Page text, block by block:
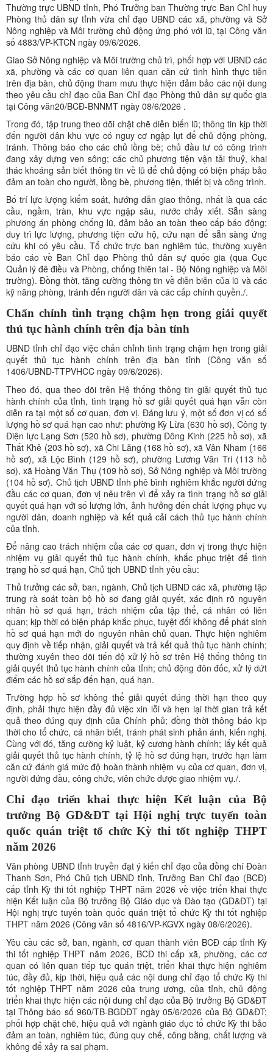
Thường trực UBND tỉnh, Phó Trưởng ban Thường trực Ban Chỉ huy
Phòng thủ dân sự tỉnh vừa chỉ đạo UBND các xã, phường và Sở
Nông nghiệp và Môi trường chủ động ứng phó với lũ, tại Công văn
số 4883/VP-KTCN ngày 09/6/2026.
Giao Sở Nông nghiệp và Môi trường chủ trì, phối hợp với UBND các
xã, phường và các cơ quan liên quan căn cứ tình hình thực tiễn
trên địa bàn, chủ động tham mưu thực hiện đảm bảo các nội dung
theo yêu cầu chỉ đạo của Ban Chỉ đạo Phòng thủ dân sự quốc gia
tại Công văn20/BCĐ-BNNMT ngày 08/6/2026 .
Trong đó, tập trung theo dõi chặt chẽ diễn biến lũ; thông tin kịp thời
đến người dân khu vực có nguy cơ ngập lụt để chủ động phòng,
tránh. Thông báo cho các chủ lồng bè; chủ đầu tư có công trình
đang xây dựng ven sông; các chủ phương tiện vận tải thuỷ, khai
thác khoáng sản biết thông tin về lũ để chủ động có biện pháp bảo
đảm an toàn cho người, lồng bè, phương tiện, thiết bị và công trình.
Bố trí lực lượng kiểm soát, hướng dẫn giao thông, nhất là qua các
cầu, ngầm, tràn, khu vực ngập sâu, nước chảy xiết. Sẵn sàng
phương án phòng chống lũ, đảm bảo an toàn theo cấp báo động;
duy trì lực lượng, phương tiện cứu hộ, cứu nạn để sẵn sàng ứng
cứu khi có yêu cầu. Tổ chức trực ban nghiêm túc, thường xuyên
báo cáo về Ban Chỉ đạo Phòng thủ dân sự quốc gia (qua Cục
Quản lý đê điều và Phòng, chống thiên tai - Bộ Nông nghiệp và Môi
trường). Đồng thời, tăng cường thông tin về diễn biễn của lũ và các
kỹ năng phòng, tránh đến người dân và các cấp chính quyền./.
Chấn chỉnh tình trạng chậm hẹn trong giải quyết
thủ tục hành chính trên địa bàn tỉnh
UBND tỉnh chỉ đạo việc chấn chỉnh tình trạng chậm hẹn trong giải
quyết thủ tục hành chính trên địa bàn tỉnh (Công văn số
1406/UBND-TTPVHCC ngày 09/6/2026).
Theo đó, qua theo dõi trên Hệ thống thông tin giải quyết thủ tục
hành chính của tỉnh, tình trạng hồ sơ giải quyết quá hạn vẫn còn
diễn ra tại một số cơ quan, đơn vị. Đáng lưu ý, một số đơn vị có số
lượng hồ sơ quá hạn cao như: phường Kỳ Lừa (630 hồ sơ), Công ty
Điện lực Lạng Sơn (520 hồ sơ), phường Đông Kinh (225 hồ sơ), xã
Thất Khê (203 hồ sơ), xã Chi Lăng (168 hồ sơ), xã Vân Nham (166
hồ sơ), xã Lộc Bình (129 hồ sơ), phường Lương Văn Tri (113 hồ
sơ), xã Hoàng Văn Thụ (109 hồ sơ), Sở Nông nghiệp và Môi trường
(104 hồ sơ). Chủ tịch UBND tỉnh phê bình nghiêm khắc người đứng
đầu các cơ quan, đơn vị nêu trên vì để xảy ra tình trạng hồ sơ giải
quyết quá hạn với số lượng lớn, ảnh hưởng đến chất lượng phục vụ
người dân, doanh nghiệp và kết quả cải cách thủ tục hành chính
của tỉnh.
Để nâng cao trách nhiệm của các cơ quan, đơn vị trong thực hiện
nhiệm vụ giải quyết thủ tục hành chính, khắc phục triệt để tình
trạng hồ sơ quá hạn, Chủ tịch UBND tỉnh yêu cầu:
Thủ trưởng các sở, ban, ngành, Chủ tịch UBND các xã, phường tập
trung rà soát toàn bộ hồ sơ đang giải quyết, xác định rõ nguyên
nhân hồ sơ quá hạn, trách nhiệm của tập thể, cá nhân có liên
quan; kịp thời có biện pháp khắc phục, tuyệt đối không để phát sinh
hồ sơ quá hạn mới do nguyên nhân chủ quan. Thực hiện nghiêm
quy định về tiếp nhận, giải quyết và trả kết quả thủ tục hành chính;
thường xuyên theo dõi tiến độ xử lý hồ sơ trên Hệ thống thông tin
giải quyết thủ tục hành chính của tỉnh; chủ động đôn đốc, xử lý dứt
điểm các hồ sơ sắp đến hạn, quá hạn.
Trường hợp hồ sơ không thể giải quyết đúng thời hạn theo quy
định, phải thực hiện đầy đủ việc xin lỗi và hẹn lại thời gian trả kết
quả theo đúng quy định của Chính phủ; đồng thời thông báo kịp
thời cho tổ chức, cá nhân biết, tránh phát sinh phản ánh, kiến nghị.
Cùng với đó, tăng cường kỷ luật, kỷ cương hành chính; lấy kết quả
giải quyết thủ tục hành chính, tỷ lệ hồ sơ đúng hạn, trước hạn làm
căn cứ đánh giá mức độ hoàn thành nhiệm vụ của cơ quan, đơn vị,
người đứng đầu, công chức, viên chức được giao nhiệm vụ./.
Chỉ đạo triển khai thực hiện Kết luận của Bộ
trưởng Bộ GD&ĐT tại Hội nghị trực tuyến toàn
quốc quán triệt tổ chức Kỳ thi tốt nghiệp THPT
năm 2026
Văn phòng UBND tỉnh truyền đạt ý kiến chỉ đạo của đồng chí Đoàn
Thanh Sơn, Phó Chủ tịch UBND tỉnh, Trưởng Ban Chỉ đạo (BCĐ)
cấp tỉnh Kỳ thi tốt nghiệp THPT năm 2026 về việc triển khai thực
hiện Kết luận của Bộ trưởng Bộ Giáo dục và Đào tạo (GD&ĐT) tại
Hội nghị trực tuyến toàn quốc quán triệt tổ chức Kỳ thi tốt nghiệp
THPT năm 2026 (Công văn số 4816/VP-KGVX ngày 08/6/2026).
Yêu cầu các sở, ban, ngành, cơ quan thành viên BCĐ cấp tỉnh Kỳ
thi tốt nghiệp THPT năm 2026, BCĐ thi cấp xã, phường, các cơ
quan có liên quan tiếp tục quán triệt, triển khai thực hiện nghiêm
túc, đầy đủ, kịp thời, hiệu quả các nội dung chỉ đạo tổ chức Kỳ thi
tốt nghiệp THPT năm 2026 của trung ương, của tỉnh, chủ động
triển khai thực hiện các nội dung chỉ đạo của Bộ trưởng Bộ GD&ĐT
tại Thông báo số 960/TB-BGDĐT ngày 05/6/2026 của Bộ GD&ĐT;
phối hợp chặt chẽ, hiệu quả với ngành giáo dục tổ chức Kỳ thi bảo
đảm an toàn, nghiêm túc, đúng quy chế, công bằng, chất lượng và
không để xảy ra sai phạm.